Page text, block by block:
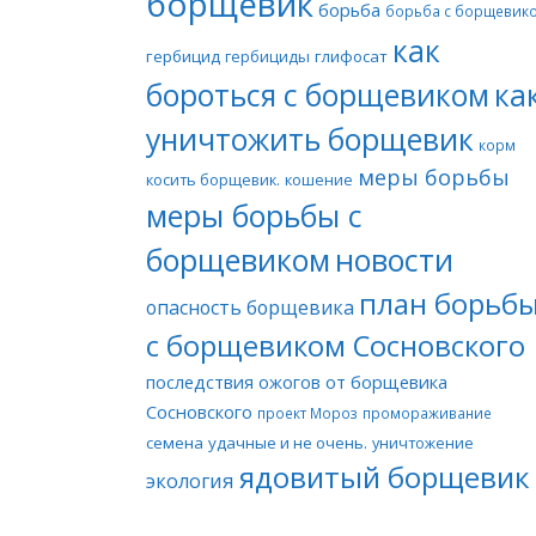
борьба борьба с
гербицид гербициды глифосат как
бороться с борщевиком
уничтожить борщевик корм
косить борщевик. кошение меры борьбы
меры борьбы с
борщевиком новости
опасность борщевика план борьбы
с борщевиком Сосновского
последствия ожогов от борщевика
Сосновского проект Мороз промораживание
семена удачные и не очень. уничтожение
экология ядовитый борщевик